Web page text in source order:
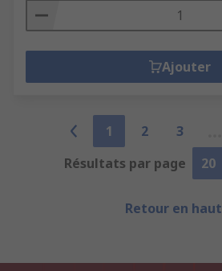
Ajouter
1 2 3
Résultats par page
20
Retour en haut